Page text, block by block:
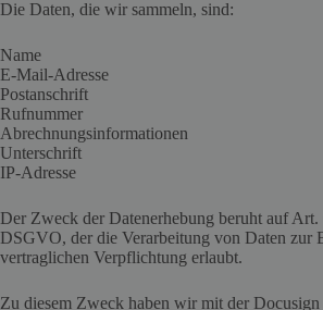
Die Daten, die wir sammeln, sind:
Name
E-Mail-Adresse
Postanschrift
Rufnummer
Abrechnungsinformationen
Unterschrift
IP-Adresse
Der Zweck der Datenerhebung beruht auf
DSGVO, der die Verarbeitung von Daten zur
vertraglichen Verpflichtung erlaubt.
Zu diesem Zweck haben wir mit der Docusign